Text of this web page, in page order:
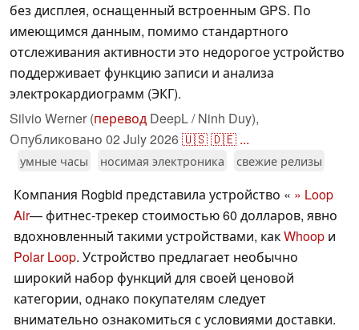
без дисплея, оснащенный встроенным GPS. По
имеющимся данным, помимо стандартного
отслеживания активности это недорогое устройство
поддерживает функцию записи и анализа
электрокардиограмм (ЭКГ).
Silvio Werner (перевод DeepL / Ninh Duy),
Опубликовано 02 July 2026🇺🇸🇩🇪 ...
умные часы носимая электроника свежие релизы
Компания Rogbid представила устройство « » Loop
Air— фитнес-трекер стоимостью 60 долларов, явно
вдохновленный такими устройствами, какWhoop и
Polar Loop. Устройство предлагает необычно
широкий набор функций для своей ценовой
категории, однако покупателям следует
внимательно ознакомиться с условиями доставки.